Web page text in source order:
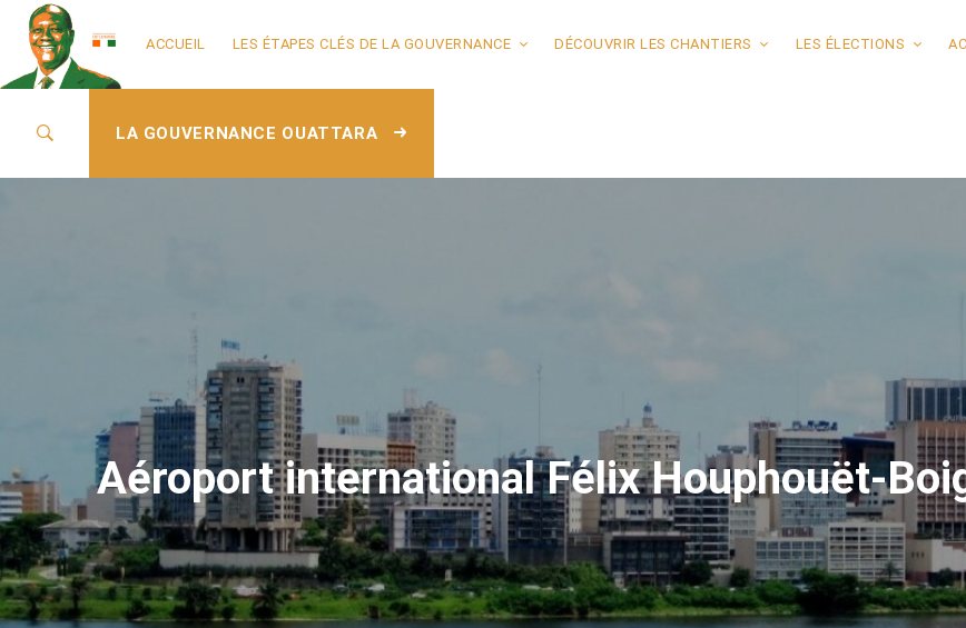
ACCUEIL LES ÉTAPES CLÉS DE LA GOUVERNANCE DÉCOUVRIR LES CHANTIERS LES ÉLECTIONS
LA GOUVERNANCE OUATTARA
Aéroport international Félix Houphouët-